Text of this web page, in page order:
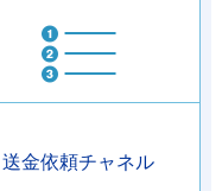
送金依頼チャネル